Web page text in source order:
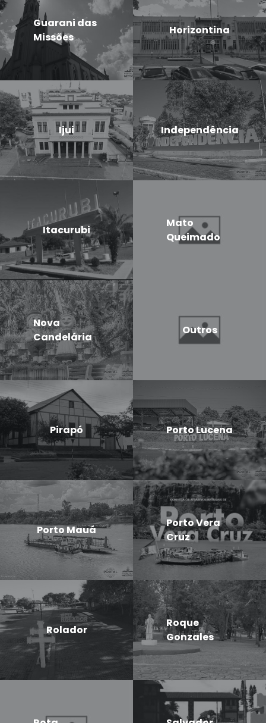
Guarani das
Missões
Horizontina
Ijui Independência
Itacurubi
Mato
Queimado
Nova
Candelária
Outros
Pirapó Porto Lucena
Porto Mauá
Porto Vera
Cruz
Rolador
Roque
Gonzales